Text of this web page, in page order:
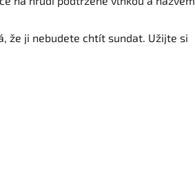
že ji nebudete chtít sundat. Užijte si